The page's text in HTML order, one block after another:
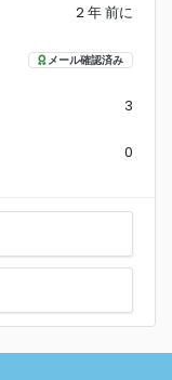
2 年 前に
メール確認済み
3
0